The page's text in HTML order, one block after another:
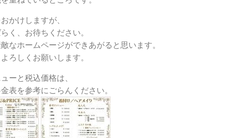
かけしますが、
く、お待ちください。
なホームページができあがると思います。
ろしくお願いします。
ーと税込価格は、
表を参考にごらんください。